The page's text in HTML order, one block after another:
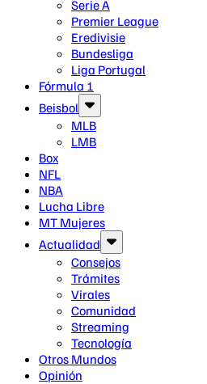
Serie A
Premier League
Eredivisie
Bundesliga
Liga Portugal
Fórmula 1
Beisbol
MLB
LMB
Box
NFL
NBA
Lucha Libre
MT Mujeres
Actualidad
Consejos
Trámites
Virales
Comunidad
Streaming
Tecnología
Otros Mundos
Opinión